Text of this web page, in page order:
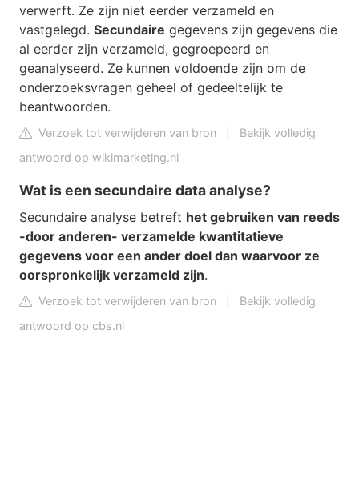
verwerft. Ze zijn niet eerder verzameld en
vastgelegd. Secundaire gegevens zijn gegevens die
al eerder zijn verzameld, gegroepeerd en
geanalyseerd. Ze kunnen voldoende zijn om de
onderzoeksvragen geheel of gedeeltelijk te
beantwoorden.
Verzoek tot verwijderen van bron
Bekijk volledig
antwoord op wikimarketing.nl
Wat is een secundaire data analyse?
Secundaire analyse betreft het gebruiken van reeds
-door anderen- verzamelde kwantitatieve
gegevens voor een ander doel dan waarvoor ze
oorspronkelijk verzameld zijn.
Verzoek tot verwijderen van bron
Bekijk volledig
antwoord op cbs.nl